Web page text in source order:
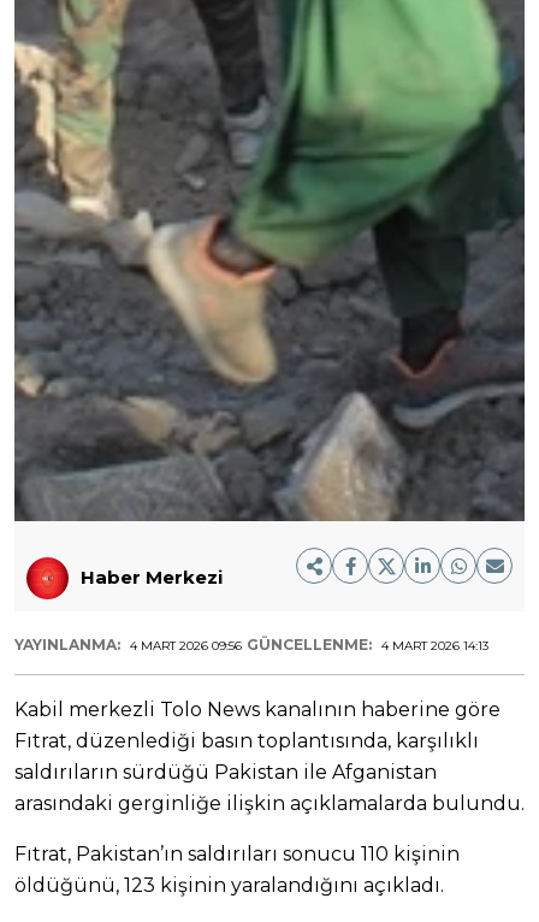
Haber Merkezi
YAYINLANMA: 4 MART 2026 09:56 GÜNCELLENME: 4 MART 2026 14:13
Kabil merkezli Tolo News kanalının haberine göre
Fıtrat, düzenlediği basın toplantısında, karşılıklı
saldırıların sürdüğü Pakistan ile Afganistan
arasındaki gerginliğe ilişkin açıklamalarda bulundu.
Fıtrat, Pakistan’ın saldırıları sonucu 110 kişinin
öldüğünü, 123 kişinin yaralandığını açıkladı.